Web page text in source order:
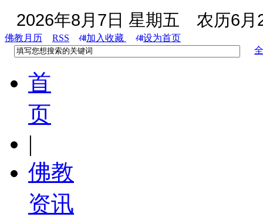
2026年8月7日 星期五 农历6月
佛教月历 RSS 加入收藏
设为首页
首
页
|
佛教
资讯